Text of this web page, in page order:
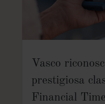
Vasco
prestigiosa
Financial